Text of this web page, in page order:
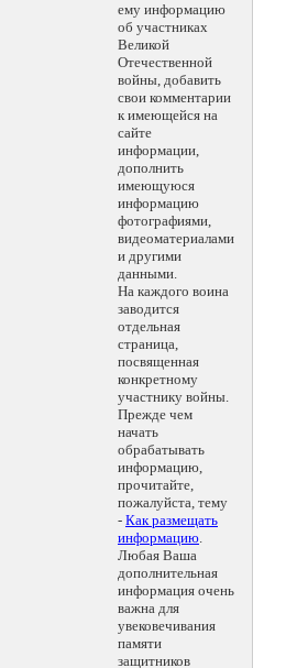
ему информацию
об участниках
Великой
Отечественной
войны, добавить
свои комментарии
к имеющейся на
сайте
информации,
дополнить
имеющуюся
информацию
фотографиями,
видеоматериалами
и другими
данными.
На каждого воина
заводится
отдельная
страница,
посвященная
конкретному
участнику войны.
Прежде чем
начать
обрабатывать
информацию,
прочитайте,
пожалуйста, тему
- Как размещать
информацию.
Любая Ваша
дополнительная
информация очень
важна для
увековечивания
памяти
защитников